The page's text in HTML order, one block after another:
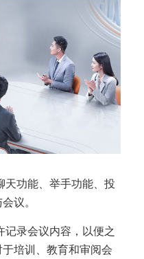
天功能、举手功能、投
议。
记录会议内容，以便之
培训、教育和审阅会